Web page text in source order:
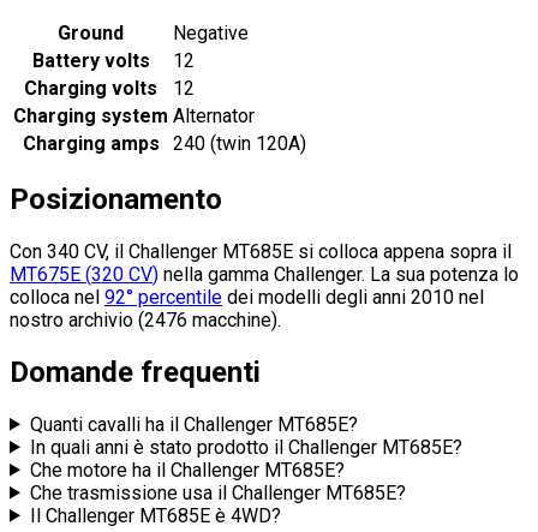
Ground
Negative
Battery volts
12
Charging volts
12
Charging system Alternator
Charging amps
240 (twin 120A)
Posizionamento
Con 340 CV, il Challenger MT685E si colloca appena sopra il
MT675E (320 CV) nella gamma Challenger. La sua potenza lo
colloca nel 92° percentile dei modelli degli anni 2010 nel
nostro archivio (2476 macchine).
Domande frequenti
Quanti cavalli ha il Challenger MT685E?
In quali anni è stato prodotto il Challenger MT685E?
Che motore ha il Challenger MT685E?
Che trasmissione usa il Challenger MT685E?
Il Challenger MT685E è 4WD?